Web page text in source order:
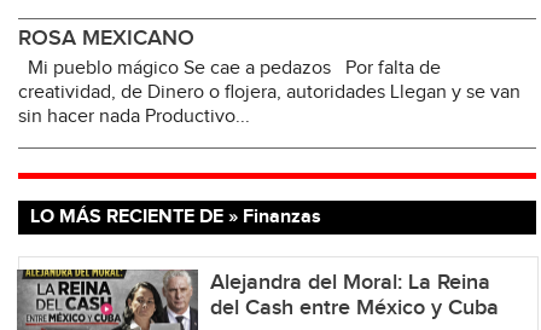
ROSA MEXICANO
Mi pueblo mágico Se cae a pedazos Por falta de
creatividad, de Dinero o flojera, autoridades Llegan y se van
sin hacer nada Productivo...
LO MÁS RECIENTE DE » Finanzas
Alejandra del Moral: La Reina
del Cash entre México y Cuba